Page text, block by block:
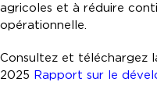
agricoles et à réduire
opérationnelle.
Consultez et téléchargez
2025 Rapport sur le